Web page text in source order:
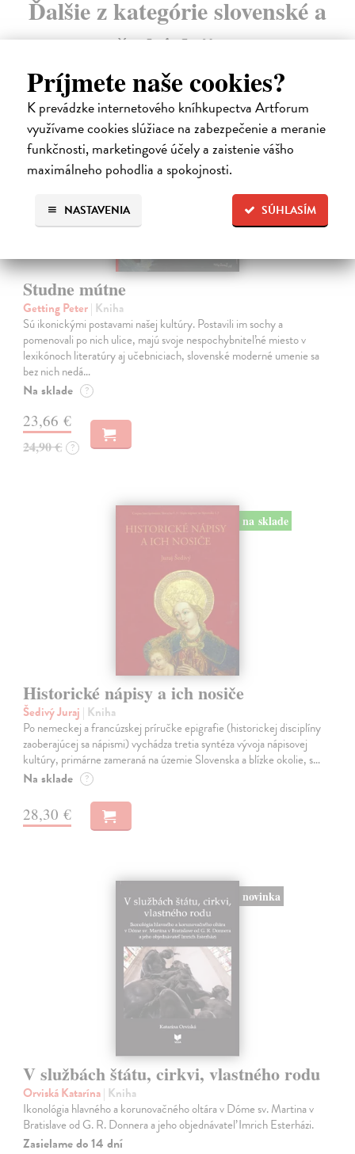
Príjmete naše cookies?
K prevádzke internetového kníhkupectva Artforum
využívame cookies slúžiace na zabezpečenie a meranie
funkčnosti, marketingové účely a zaistenie vášho
maximálneho pohodlia a spokojnosti.
SÚHLASÍM
NASTAVENIA
Ďalšie z kategórie slovenské a
české dejiny
na sklade
Studne mútne
Getting Peter| Kniha
Sú ikonickými postavami našej kultúry. Postavili im sochy a
pomenovali po nich ulice, majú svoje nespochybniteľné miesto v
lexikónoch literatúry aj učebniciach, slovenské moderné umenie sa
bez nich nedá…
Na sklade ?
23,66 €
24,90 € ?
na sklade
Historické nápisy a ich nosiče
Šedivý Juraj | Kniha
Po nemeckej a francúzskej príručke epigrafie (historickej disciplíny
zaoberajúcej sa nápismi) vychádza tretia syntéza vývoja nápisovej
kultúry, primárne zameraná na územie Slovenska a blízke okolie, s…
Na sklade ?
28,30 €
novinka
V službách štátu, cirkvi, vlastného rodu
Orviská Katarína| Kniha
Ikonológia hlavného a korunovačného oltára v Dóme sv. Martina v
Bratislave od G. R. Donnera a jeho objednávateľ Imrich Esterházi.
Zasielame do 14 dní